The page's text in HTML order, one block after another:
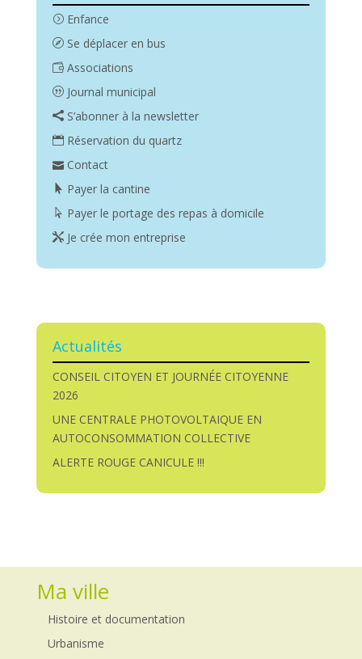
Enfance
Se déplacer en bus
Associations
Journal municipal
S’abonner à la newsletter
Réservation du quartz
Contact
Payer la cantine
Payer le portage des repas à domicile
Je crée mon entreprise
Actualités
CONSEIL CITOYEN ET JOURNÉE CITOYENNE
2026
UNE CENTRALE PHOTOVOLTAIQUE EN
AUTOCONSOMMATION COLLECTIVE
ALERTE ROUGE CANICULE !!!
Ma ville
Histoire et documentation
Urbanisme